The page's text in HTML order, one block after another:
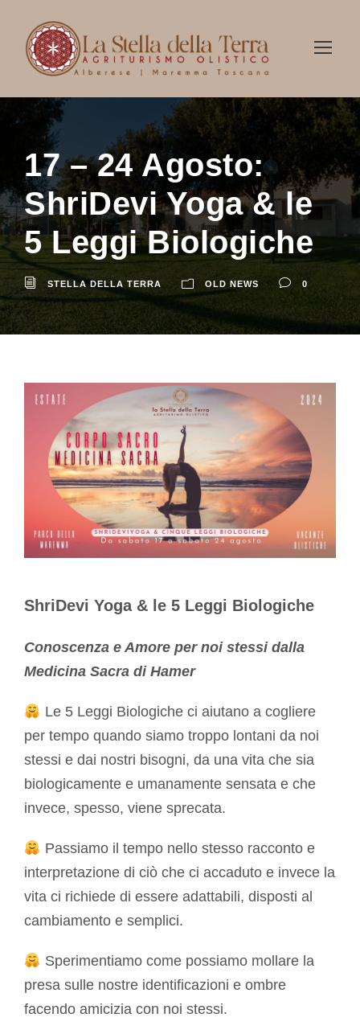
17 – 24 Agosto:
ShriDevi Yoga & le
5 Leggi Biologiche
STELLA DELLA TERRA OLD NEWS 0
ShriDevi Yoga & le 5 Leggi Biologiche
Conoscenza e Amore per noi stessi dalla
Medicina Sacra di Hamer
Le 5 Leggi Biologiche ci aiutano a cogliere
per tempo quando siamo troppo lontani da noi
stessi e dai nostri bisogni, da una vita che sia
biologicamente e umanamente sensata e che
invece, spesso, viene sprecata.
Passiamo il tempo nello stesso racconto e
interpretazione di ciò che ci accaduto e invece la
vita ci richiede di essere adattabili, disposti al
cambiamento e semplici.
Sperimentiamo come possiamo mollare la
presa sulle nostre identificazioni e ombre
facendo amicizia con noi stessi.